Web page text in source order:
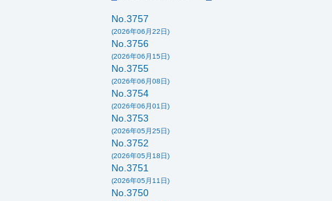
No.3757
(2026年06月22日)
No.3756
(2026年06月15日)
No.3755
(2026年06月08日)
No.3754
(2026年06月01日)
No.3753
(2026年05月25日)
No.3752
(2026年05月18日)
No.3751
(2026年05月11日)
No.3750